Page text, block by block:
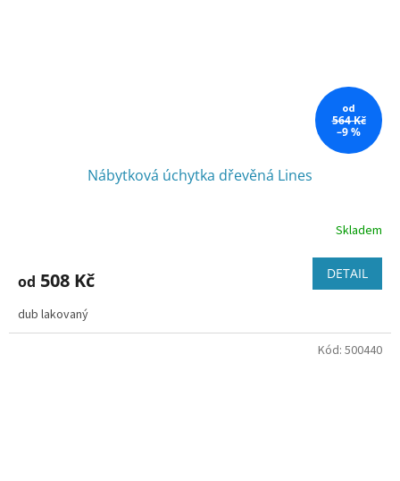
od
564 Kč
–9 %
Nábytková úchytka dřevěná Lines
Skladem
od 508 Kč DETAIL
dub lakovaný
Kód: 500440